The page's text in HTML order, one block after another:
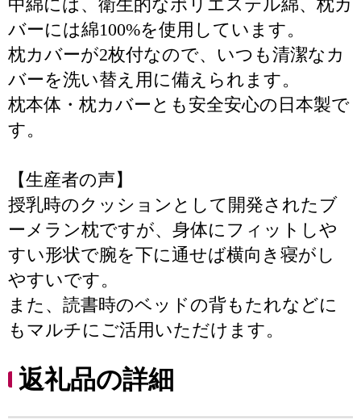
中綿には、衛生的なポリエステル綿、枕カ
バーには綿100%を使用しています。
枕カバーが2枚付なので、いつも清潔なカ
バーを洗い替え用に備えられます。
枕本体・枕カバーとも安全安心の日本製で
す。
【生産者の声】
授乳時のクッションとして開発されたブ
ーメラン枕ですが、身体にフィットしや
すい形状で腕を下に通せば横向き寝がし
やすいです。
また、読書時のベッドの背もたれなどに
もマルチにご活用いただけます。
返礼品の詳細